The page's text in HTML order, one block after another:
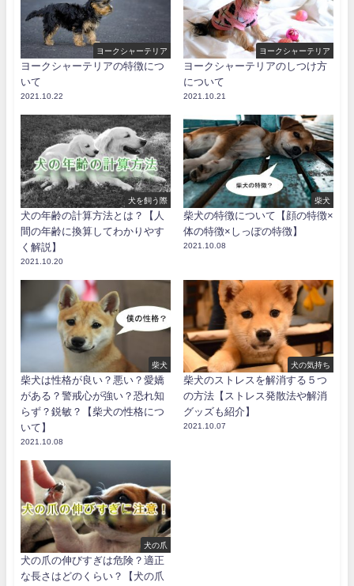
ヨークシャーテリア
ヨークシャーテリアの特徴につ
いて
2021.10.22
ヨークシャーテリア
ヨークシャーテリアのしつけ方
について
2021.10.21
犬を飼う際
犬の年齢の計算方法とは？【人
間の年齢に換算してわかりやす
く解説】
2021.10.20
柴犬
柴犬の特徴について【顔の特徴×
体の特徴×しっぽの特徴】
2021.10.08
柴犬
柴犬は性格が良い？悪い？愛嬌
がある？警戒心が強い？恐れ知
らず？鋭敏？【柴犬の性格につ
いて】
2021.10.08
犬の気持ち
柴犬のストレスを解消する５つ
の方法【ストレス発散法や解消
グッズも紹介】
2021.10.07
犬の爪
犬の爪の伸びすぎは危険？適正
な長さはどのくらい？【犬の爪